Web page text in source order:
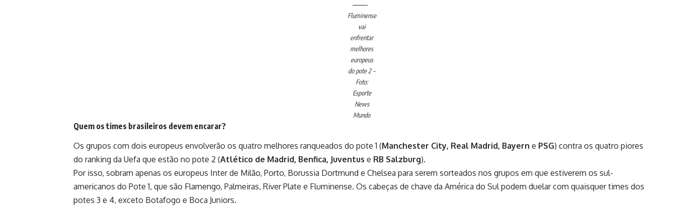
Fluminense
vai
enfrentar
melhores
europeus
do pote 2 –
Foto:
Esporte
News
Mundo
Quem os times brasileiros devem encarar?
Os grupos com dois europeus envolverão os quatro melhores ranqueados do pote 1 (Manchester City, Real Madrid, Bayern e PSG) contra os quatro piores
do ranking da Uefa que estão no pote 2 (Atlético de Madrid, Benfica, Juventus e RB Salzburg).
Por isso, sobram apenas os europeus Inter de Milão, Porto, Borussia Dortmund e Chelsea para serem sorteados nos grupos em que estiverem os sul-
americanos do Pote 1, que são Flamengo, Palmeiras, River Plate e Fluminense. Os cabeças de chave da América do Sul podem duelar com quaisquer times dos
potes 3 e 4, exceto Botafogo e Boca Juniors.